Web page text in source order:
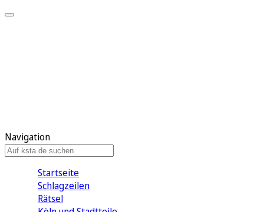
Navigation
Startseite
Schlagzeilen
Rätsel